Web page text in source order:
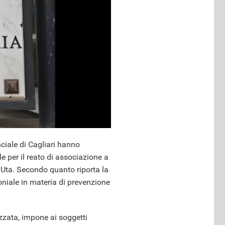
di Cagliari hanno
per il reato di associazione a
Secondo quanto riporta la
in materia di prevenzione
impone ai soggetti